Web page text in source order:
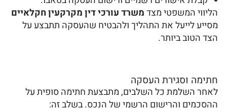
הליווי המשפטי מצדמשרד עורכי דין מקרקעין חקלאיים
מסייע לייעל את התהליך ולהבטיח שהעסקה תתבצע על
הצד הטוב ביותר.
חתימה וסגירת העסקה
לאחר השלמת כל השלבים, מתבצעת חתימה סופית על
ההסכמים והרישום הרשמי של הנכס. בשלב זה: